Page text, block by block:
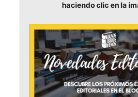
haciendo clic en la